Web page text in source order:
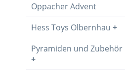
Oppacher Advent
Hess Toys Olbernhau
Pyramiden und Zubehör